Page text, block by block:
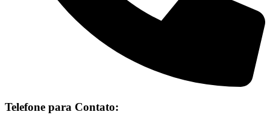
Telefone para Contato: